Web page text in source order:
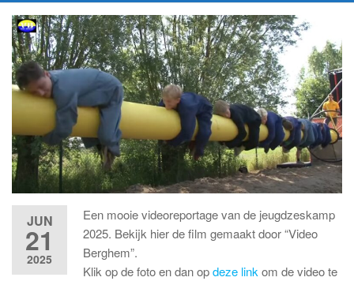
JUN
21
2025
Een mooie videoreportage van de jeugdzeskamp
2025. Bekijk hier de film gemaakt door “Video
Berghem”.
Klik op de foto en dan opdeze linkom de video te